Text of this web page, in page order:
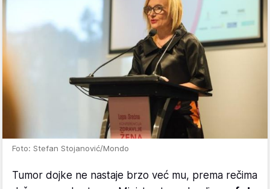
Foto: Stefan Stojanović/Mondo
Tumor dojke ne nastaje brzo već mu, prema rečima